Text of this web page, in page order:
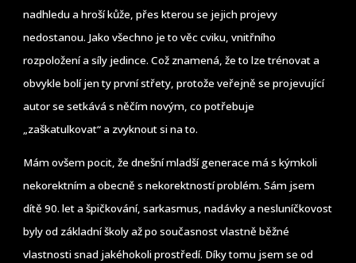
nadhledu a hroší kůže, přes kterou se jejich projevy
nedostanou. Jako všechno je to věc cviku, vnitřního
rozpoložení a síly jedince. Což znamená, že to lze trénovat a
obvykle bolí jen ty první střety, protože veřejně se projevující
autor se setkává s něčím novým, co potřebuje
„zaškatulkovat“ a zvyknout si na to.
Mám ovšem pocit, že dnešní mladší generace má s kýmkoli
nekorektním a obecně s nekorektností problém. Sám jsem
dítě 90. let a špičkování, sarkasmus, nadávky a nesluníčkovost
byly od základní školy až po současnost vlastně běžné
vlastnosti snad jakéhokoli prostředí. Díky tomu jsem se od